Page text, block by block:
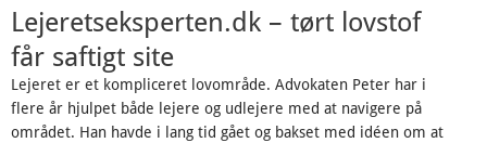
Lejeretseksperten.dk – tørt lovstof
får saftigt site
Lejeret er et kompliceret lovområde. Advokaten Peter har i
flere år hjulpet både lejere og udlejere med at navigere på
området. Han havde i lang tid gået og bakset med idéen om at